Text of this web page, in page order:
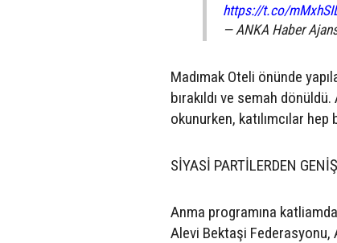
https://t.co/
— ANKA Haber
Madımak Oteli önünde
bırakıldı ve semah
okunurken, katılımcılar
SİYASİ PARTİLERDEN
Anma programına
Alevi Bektaşi